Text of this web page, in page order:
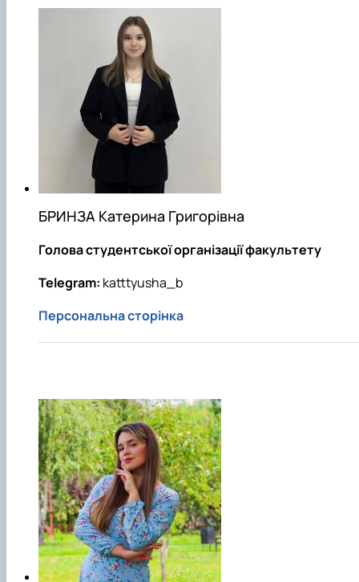
БРИНЗА Катерина Григорівна
Голова студентської організації факультету
Telegram: katttyusha_b
Персональна сторінка